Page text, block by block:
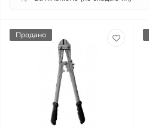
Продано